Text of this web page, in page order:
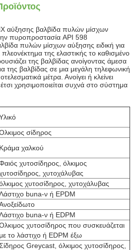
αύξησης βαλβίδα πυλών μίσχων
πυροπροστασία API 598
πυλών μίσχων αύξησης ειδική για
της ελαστικής το καθισμένο
της βαλβίδας ανοίγοντας άμεσα
της βαλβίδας σε μια μεγάλη τηλεφωνική
μέτρα. Ανοίγει ή κλείνει
χρησιμοποιείται συχνά στο σύστημα
σίδηρος
Κράμα χαλκού
χυτοσίδηρος, όλκιμος
χυτοχάλυβας
χυτοσίδηρος, χυτοχάλυβας
buna-ν ή EPDM
buna-ν ή EDPM
χυτοσίδηρος που συσκευάζεται
με το λάστιχο ή EDPM έξω
Greycast, όλκιμος χυτοσίδηρος,